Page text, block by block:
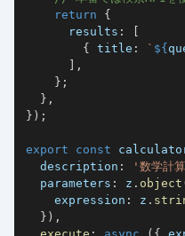
return
{
      results
:
[
{ title : ` ${
] ,
} ;
} ,
} ) ;
export const
  description
: '数学計
  parameters
: z . object
    expression
: z .
} ) ,
execute : async ( {